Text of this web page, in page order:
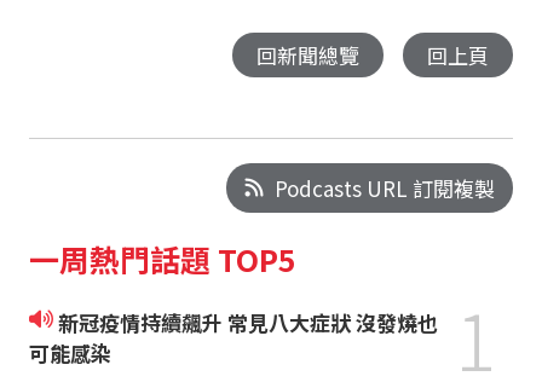
回新聞總覽 回上頁
Podcasts URL 訂閱複製
一周熱門話題 TOP5
新冠疫情持續飆升 常見八大症狀 沒發燒也
可能感染
1